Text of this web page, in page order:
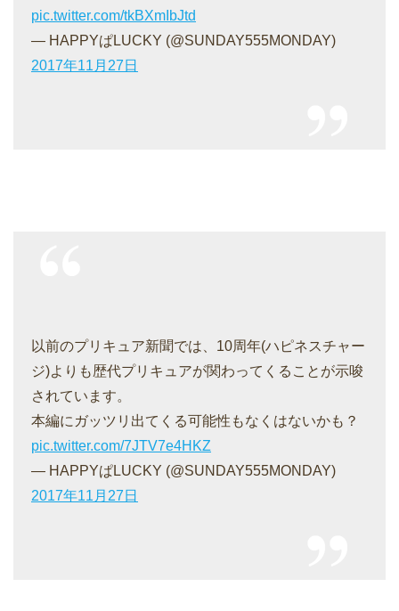
pic.twitter.com/tkBXmIbJtd
— HAPPYぱLUCKY (@SUNDAY555MONDAY)
2017年11月27日
以前のプリキュア新聞では、10周年(ハピネスチャー
ジ)よりも歴代プリキュアが関わってくることが示唆
されています。
本編にガッツリ出てくる可能性もなくはないかも？
pic.twitter.com/7JTV7e4HKZ
— HAPPYぱLUCKY (@SUNDAY555MONDAY)
2017年11月27日